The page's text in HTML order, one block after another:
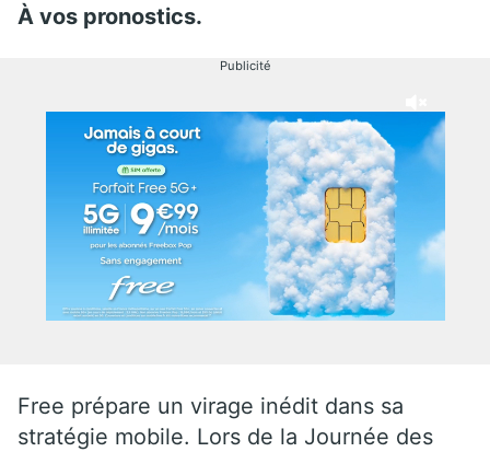
À vos pronostics.
Publicité
Free prépare un virage inédit dans sa
stratégie mobile. Lors de la Journée des